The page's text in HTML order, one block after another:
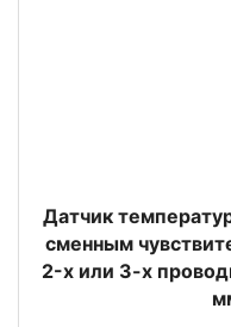
Датчик
сменным
2-х или 3-х